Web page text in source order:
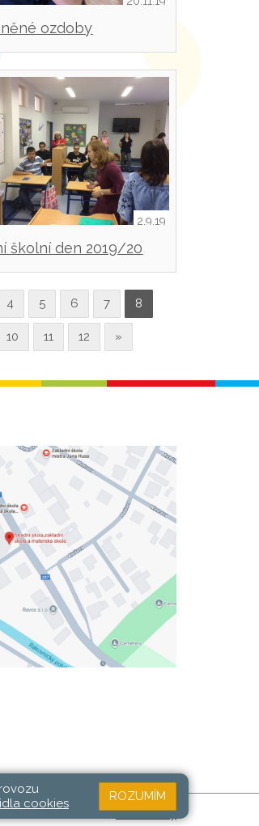
ozdoby
2.9.19
školní den 2019/20
4 5 6 7 8
10 11 12 »
Web školy
cookies
ROZUMÍM